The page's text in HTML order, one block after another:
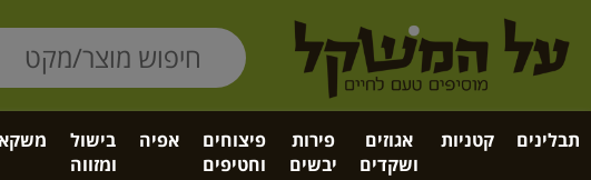
תבלינים קטניות
אגוזים
ושקדים
פירות
יבשים
פיצוחים
וחטיפים
אפיה
בישול
ומזווה